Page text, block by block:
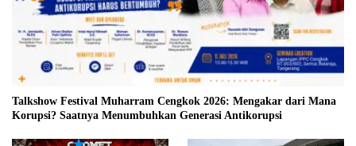
Talkshow Festival Muharram Cengkok 2026: Mengakar dari Mana
Korupsi? Saatnya Menumbuhkan Generasi Antikorupsi